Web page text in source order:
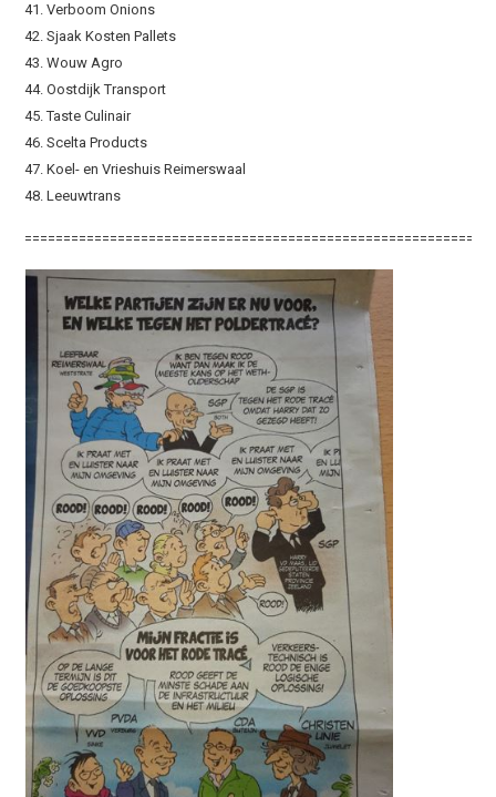
41. Verboom Onions
42. Sjaak Kosten Pallets
43. Wouw Agro
44. Oostdijk Transport
45. Taste Culinair
46. Scelta Products
47. Koel- en Vrieshuis Reimerswaal
48. Leeuwtrans